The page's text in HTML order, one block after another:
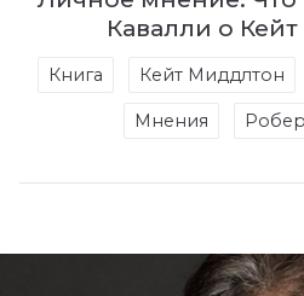
Кавалли о
Книга Кейт Миддлтон
Мнения